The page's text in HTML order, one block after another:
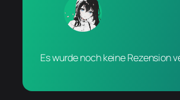
Es wurde noch keine Rezension